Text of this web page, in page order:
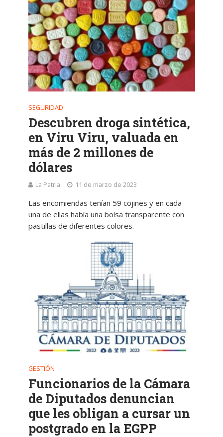
SEGURIDAD
Descubren droga sintética,
en Viru Viru, valuada en
más de 2 millones de
dólares
La Patria 11 de marzo de 2023
Las encomiendas tenían 59 cojines y en cada
una de ellas había una bolsa transparente con
pastillas de diferentes colores.
GESTIÓN
Funcionarios de la Cámara
de Diputados denuncian
que les obligan a cursar un
postgrado en la EGPP